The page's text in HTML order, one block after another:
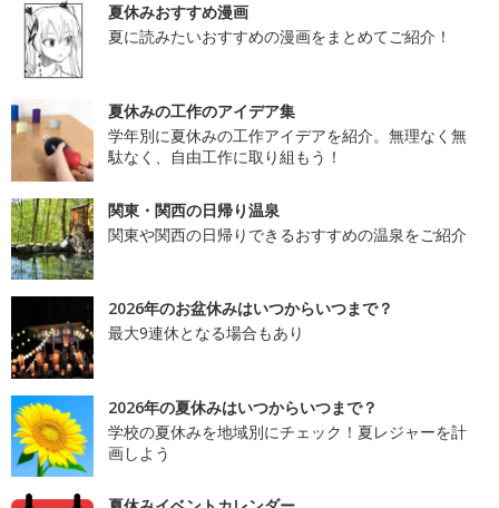
夏休みおすすめ漫画
夏に読みたいおすすめの漫画をまとめてご紹介！
夏休みの工作のアイデア集
学年別に夏休みの工作アイデアを紹介。無理なく無
駄なく、自由工作に取り組もう！
関東・関西の日帰り温泉
関東や関西の日帰りできるおすすめの温泉をご紹介
2026年のお盆休みはいつからいつまで？
最大9連休となる場合もあり
2026年の夏休みはいつからいつまで？
学校の夏休みを地域別にチェック！夏レジャーを計
画しよう